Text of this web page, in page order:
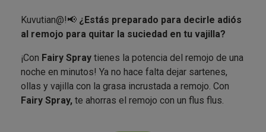
Kuvutian@!📢 ¿Estás preparado para decirle adiós
al remojo para quitar la suciedad en tu vajilla?
¡Con Fairy Spray tienes la potencia del remojo de una
noche en minutos! Ya no hace falta dejar sartenes,
ollas y vajilla con la grasa incrustada a remojo. Con
Fairy Spray, te ahorras el remojo con un flus flus.